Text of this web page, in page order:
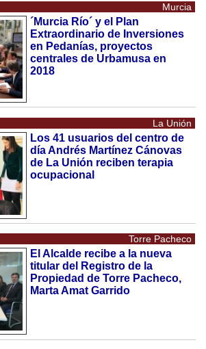
Murcia
´Murcia Río´ y el Plan
Extraordinario de Inversiones
en Pedanías, proyectos
centrales de Urbamusa en
2018
La Unión
Los 41 usuarios del centro de
día Andrés Martínez Cánovas
de La Unión reciben terapia
ocupacional
Torre Pacheco
El Alcalde recibe a la nueva
titular del Registro de la
Propiedad de Torre Pacheco,
Marta Amat Garrido